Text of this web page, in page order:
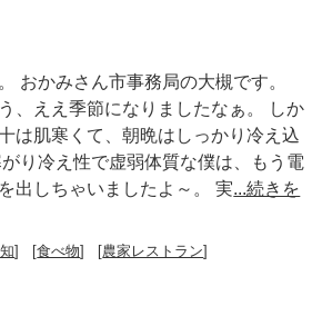
おかみさん市事務局の大槻です。
、ええ季節になりましたなぁ。 しか
は肌寒くて、朝晩はしっかり冷え込
り冷え性で虚弱体質な僕は、もう電
出しちゃいましたよ～。 実...続きを
] [食べ物] [農家レストラン]